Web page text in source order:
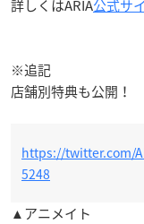
詳しくはARIA公式サ
※追記
店舗別特典も公開！
https://twitter.com/
5248
▲アニメイト